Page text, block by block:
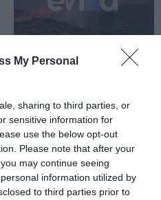
My Personal
sharing to third parties, or
sensitive information for
use the below opt-out
Please note that after your
may continue seeing
information utilized by
to third parties prior to
Φωτιά τώρα στη Σκύρο